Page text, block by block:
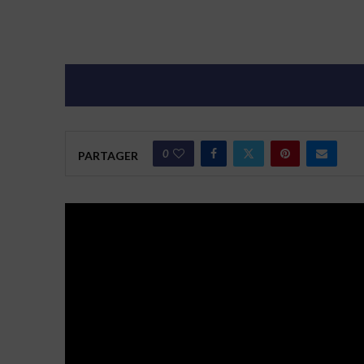
PARTAGER 0